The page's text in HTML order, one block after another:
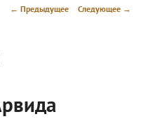
Навигация
← Предыдущее Следующее →